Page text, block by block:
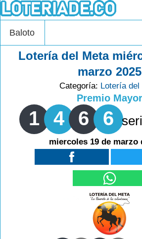
Baloto
Lotería del Meta
marzo 2025
Categoría: Lotería del
Premio Mayor
1 4 6 6
miercoles 19 de marzo